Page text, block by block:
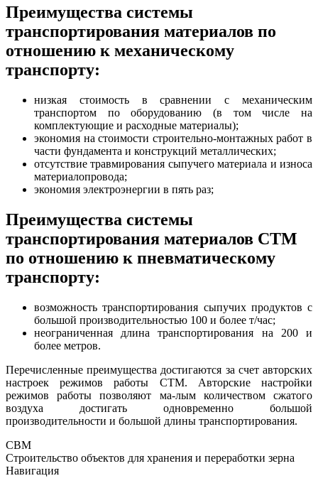
Преимущества системы
транспортирования материалов по
отношению к механическому
транспорту:
низкая стоимость в сравнении с механическим
транспортом по оборудованию (в том числе на
комплектующие и расходные материалы);
экономия на стоимости строительно-монтажных работ в
части фундамента и конструкций металлических;
отсутствие травмирования сыпучего материала и износа
материалопровода;
экономия электроэнергии в пять раз;
Преимущества системы
транспортирования материалов СТМ
по отношению к пневматическому
транспорту:
возможность транспортирования сыпучих продуктов с
большой производительностью 100 и более т/час;
неограниченная длина транспортирования на 200 и
более метров.
Перечисленные преимущества достигаются за счет авторских
настроек режимов работы СТМ. Авторские настройки
режимов работы позволяют ма-лым количеством сжатого
воздуха достигать одновременно большой
производительности и большой длины транспортирования.
СВМ
Строительство объектов для хранения и переработки зерна
Навигация